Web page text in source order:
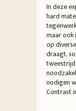
In deze
hard
maar ook
op
draagt,
tweestrijd
nodigen
Contrast